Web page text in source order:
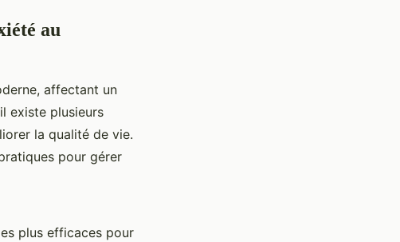
au
affectant un
existe plusieurs
la qualité de vie.
pour gérer
plus efficaces pour